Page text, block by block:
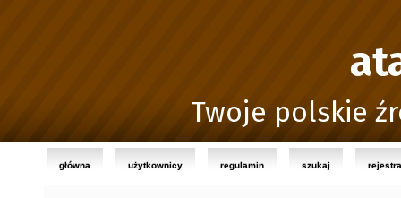
Twoje polskie
główna użytkownicy regulamin szukaj